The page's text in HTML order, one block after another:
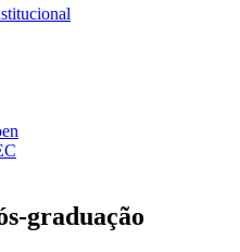
graduação